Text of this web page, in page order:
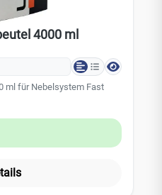
4000 ml
ml für Nebelsystem Fast